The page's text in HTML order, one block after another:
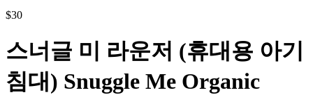
$30
스너글 미 라운저 (휴대용 아기
침대) Snuggle Me Organic